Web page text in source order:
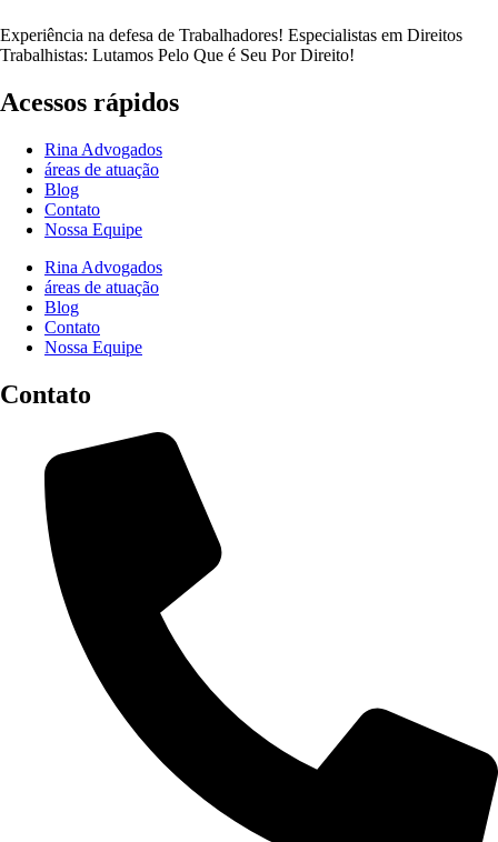
Experiência na defesa de Trabalhadores! Especialistas em Direitos
Trabalhistas: Lutamos Pelo Que é Seu Por Direito!
Acessos rápidos
Rina Advogados
áreas de atuação
Blog
Contato
Nossa Equipe
Rina Advogados
áreas de atuação
Blog
Contato
Nossa Equipe
Contato